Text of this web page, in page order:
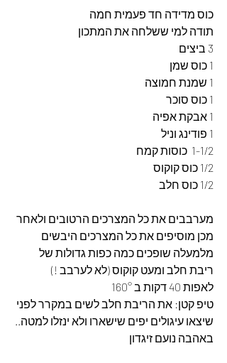
כוס מדידה חד פעמית חמה
תודה למי ששלחה את המתכון
3 ביצים
1 כוס שמן
1 שמנת חמוצה
1 כוס סוכר
1 אבקת אפיה
1 פודינג וניל
1-1/2  כוסות קמח
1/2 כוס קוקוס
1/2 כוס חלב
מערבבים את כל המצרכים הרטובים ולאחר
מכן מוסיפים את כל המצרכים היבשים
מלמעלה שופכים כמה כפות גדולות של
ריבת חלב ומעט קוקוס (לא לערבב !)
לאפות 40 דקות ב 160°
טיפ קטן: את הריבת חלב לשים במקרר לפני
שיצאו עיגולים יפים שישארו ולא ינזלו למטה..
באהבה נועם זיגדון